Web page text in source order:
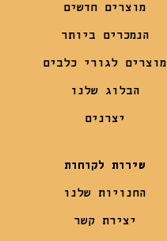
מוצרים חדשים
הנמכרים ביותר
מוצרים לגורי כלבים
הבלוג שלנו
יצרנים
שירות לקוחות
החנויות שלנו
יצירת קשר